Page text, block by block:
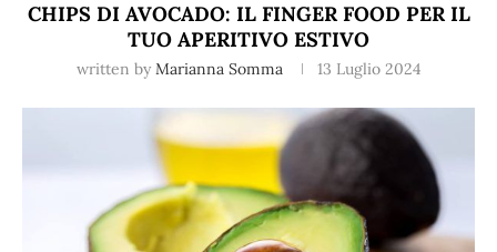
CHIPS DI AVOCADO: IL FINGER FOOD PER IL
TUO APERITIVO ESTIVO
written by Marianna Somma 13 Luglio 2024